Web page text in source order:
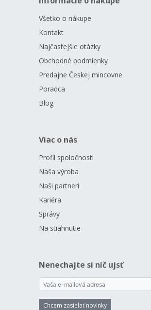
Všetko o nákupe
Kontakt
Najčastejšie otázky
Obchodné podmienky
Predajne Českej mincovne
Poradca
Blog
Viac o nás
Profil spoločnosti
Naša výroba
Naši partneri
Kariéra
Správy
Na stiahnutie
Nenechajte si nič ujsť
Chcem zasielať novinky